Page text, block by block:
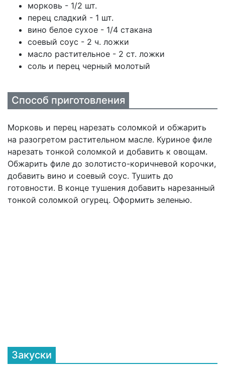
морковь - 1/2 шт.
перец сладкий - 1 шт.
вино белое сухое - 1/4 стакана
соевый соус - 2 ч. ложки
масло растительное - 2 ст. ложки
соль и перец черный молотый
Способ приготовления
Морковь и перец нарезать соломкой и обжарить
на разогретом растительном масле. Куриное филе
нарезать тонкой соломкой и добавить к овощам.
Обжарить филе до золотисто-коричневой корочки,
добавить вино и соевый соус. Тушить до
готовности. В конце тушения добавить нарезанный
тонкой соломкой огурец. Оформить зеленью.
Закуски